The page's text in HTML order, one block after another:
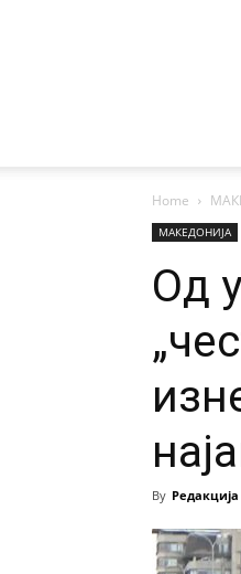
Home
МАКЕДОНИЈА
Од
By Редакција